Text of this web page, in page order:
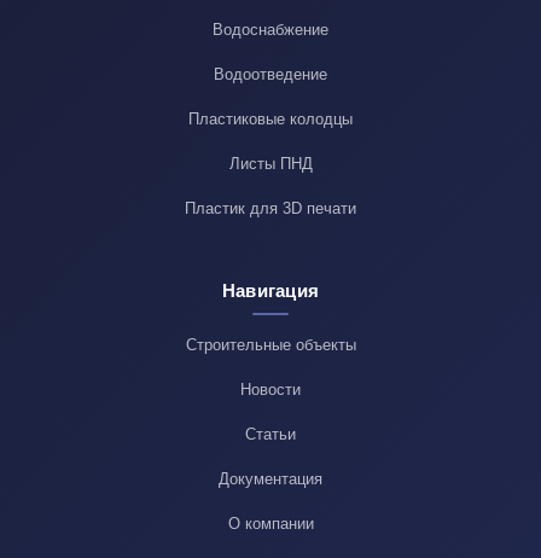
Водоснабжение
Водоотведение
Пластиковые колодцы
Листы ПНД
Пластик для 3D печати
Навигация
Строительные объекты
Новости
Статьи
Документация
О компании